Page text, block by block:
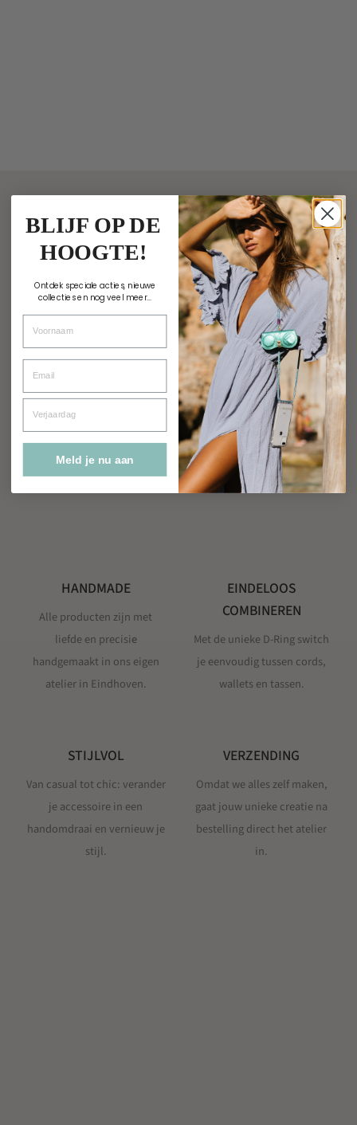
HANDMADE
Alle producten zijn met
liefde en precisie
handgemaakt in ons eigen
atelier in Eindhoven.
EINDELOOS
COMBINEREN
Met de unieke D-Ring switch
je eenvoudig tussen cords,
wallets en tassen.
STIJLVOL
Van casual tot chic: verander
je accessoire in een
handomdraai en vernieuw je
stijl.
VERZENDING
Omdat we alles zelf maken,
gaat jouw unieke creatie na
bestelling direct het atelier
in.
BLIJF OP DE
HOOGTE!
Ontdek speciale acties, nieuwe
collecties en nog veel meer...
Voornaam
Email
Verjaardag
Meld je nu aan